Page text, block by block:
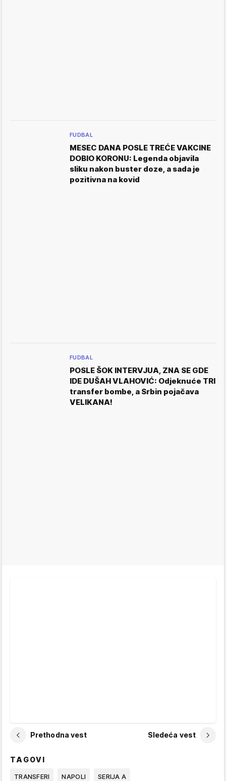
FUDBAL
MESEC DANA POSLE TREĆE VAKCINE
DOBIO KORONU: Legenda objavila
sliku nakon buster doze, a sada je
pozitivna na kovid
FUDBAL
POSLE ŠOK INTERVJUA, ZNA SE GDE
IDE DUŠAH VLAHOVIĆ: Odjeknuće TRI
transfer bombe, a Srbin pojačava
VELIKANA!
Prethodna vest Sledeća vest
TAGOVI
TRANSFERI NAPOLI SERIJA A